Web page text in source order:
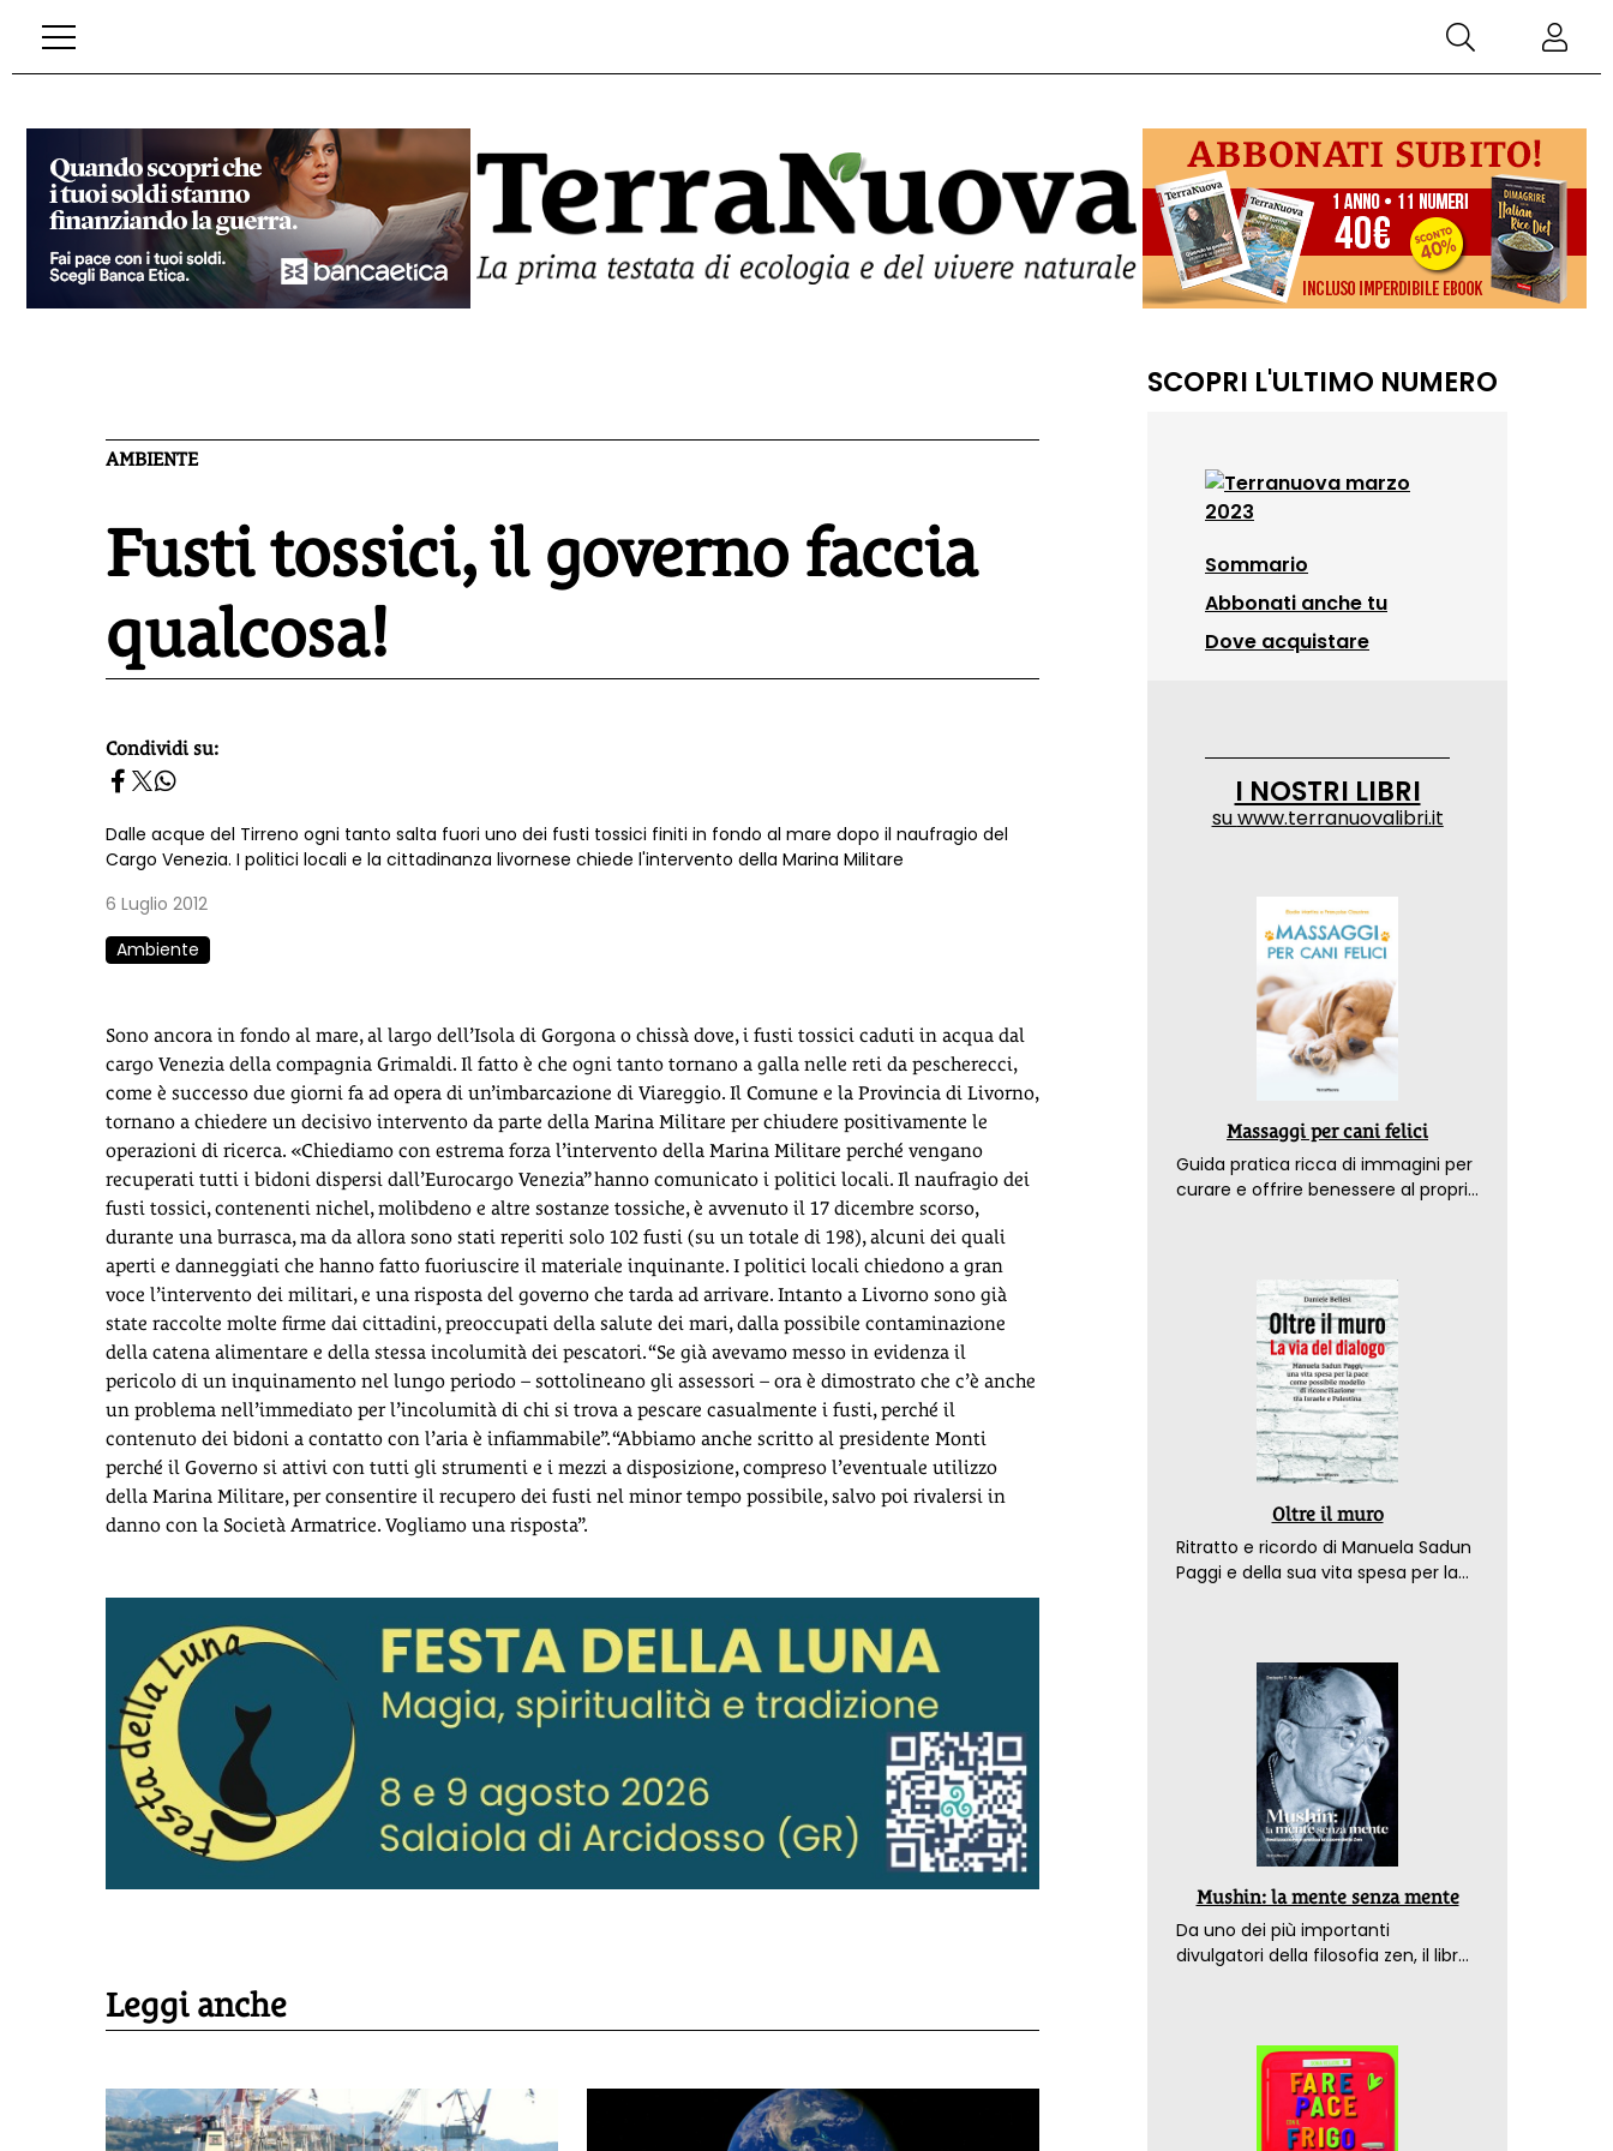
AMBIENTE
Fusti tossici, il governo faccia
qualcosa!
homepage h2
Condividi su:
Dalle acque del Tirreno ogni tanto salta fuori uno dei fusti tossici finiti in fondo al mare dopo il naufragio del
Cargo Venezia. I politici locali e la cittadinanza livornese chiede l'intervento della Marina Militare
6 Luglio 2012
Ambiente
Sono ancora in fondo al mare, al largo dell’Isola di Gorgona o chissà dove, i fusti tossici caduti in acqua dal
cargo Venezia della compagnia Grimaldi. Il fatto è che ogni tanto tornano a galla nelle reti da pescherecci,
come è successo due giorni fa ad opera di un’imbarcazione di Viareggio. Il Comune e la Provincia di Livorno,
tornano a chiedere un decisivo intervento da parte della Marina Militare per chiudere positivamente le
operazioni di ricerca. «Chiediamo con estrema forza l’intervento della Marina Militare perché vengano
recuperati tutti i bidoni dispersi dall’Eurocargo Venezia” hanno comunicato i politici locali. Il naufragio dei
fusti tossici, contenenti nichel, molibdeno e altre sostanze tossiche, è avvenuto il 17 dicembre scorso,
durante una burrasca, ma da allora sono stati reperiti solo 102 fusti (su un totale di 198), alcuni dei quali
aperti e danneggiati che hanno fatto fuoriuscire il materiale inquinante. I politici locali chiedono a gran
voce l’intervento dei militari, e una risposta del governo che tarda ad arrivare. Intanto a Livorno sono già
state raccolte molte firme dai cittadini, preoccupati della salute dei mari, dalla possibile contaminazione
della catena alimentare e della stessa incolumità dei pescatori. “Se già avevamo messo in evidenza il
pericolo di un inquinamento nel lungo periodo – sottolineano gli assessori – ora è dimostrato che c’è anche
un problema nell’immediato per l’incolumità di chi si trova a pescare casualmente i fusti, perché il
contenuto dei bidoni a contatto con l’aria è infiammabile”. “Abbiamo anche scritto al presidente Monti
perché il Governo si attivi con tutti gli strumenti e i mezzi a disposizione, compreso l’eventuale utilizzo
della Marina Militare, per consentire il recupero dei fusti nel minor tempo possibile, salvo poi rivalersi in
danno con la Società Armatrice. Vogliamo una risposta”.
Leggi anche
SCOPRI L'ULTIMO NUMERO
Sommario
Abbonati anche tu
Dove acquistare
I NOSTRI LIBRI
suwww.terranuovalibri.it
Massaggi per cani felici
Guida pratica ricca di immagini per
curare e offrire benessere al proprio
Oltre il muro
Ritratto e ricordo di Manuela Sadun
Paggi e della sua vita spesa per la
Mushin: la mente senza mente
Da uno dei più importanti
divulgatori della filosofia zen, il libro